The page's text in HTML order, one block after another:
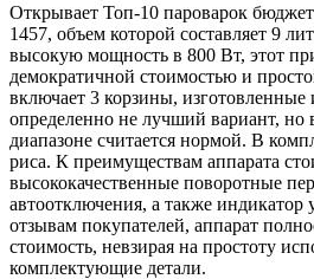
Открывает Топ-10 пароварок
1457, объем которой составляет 9
высокую мощность в 800 Вт, этот
демократичной стоимостью и
включает 3 корзины, изготовленные
определенно не лучший вариант, но
диапазоне считается нормой. В
риса. К преимуществам аппарата
высококачественные поворотные
автоотключения, а также
отзывам покупателей, аппарат
стоимость, невзирая на простоту
комплектующие детали.